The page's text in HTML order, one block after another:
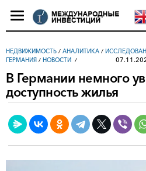
НЕДВИЖИМОСТЬ / АНАЛИТИКА /
ГЕРМАНИЯ / НОВОСТИ
В Германии немного
доступность жилья